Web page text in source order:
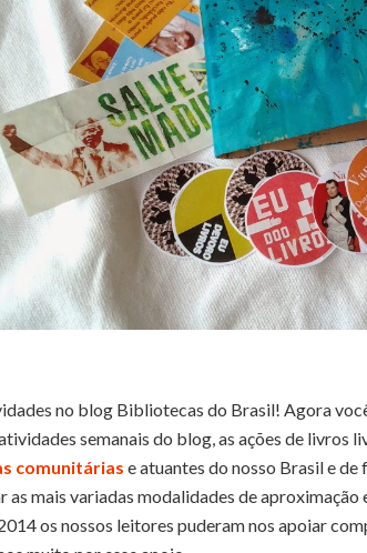
no blog Bibliotecas do Brasil! Agora
semanais do blog, as ações de livros
comunitárias e atuantes do nosso Brasil e
as mais variadas modalidades de
os nossos leitores puderam nos apoiar